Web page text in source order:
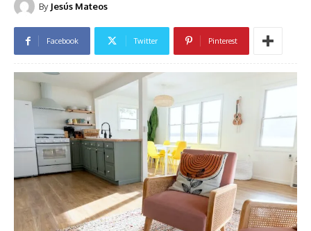
By Jesús Mateos
Facebook Twitter Pinterest